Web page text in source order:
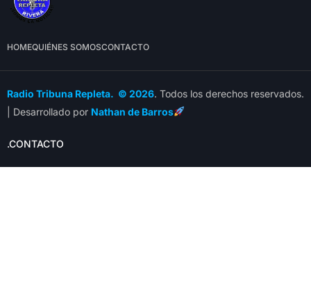
HOMEQUIÉNES SOMOSCONTACTO
Radio Tribuna Repleta. © 2026. Todos los derechos reservados.
| Desarrollado por Nathan de Barros
.CONTACTO